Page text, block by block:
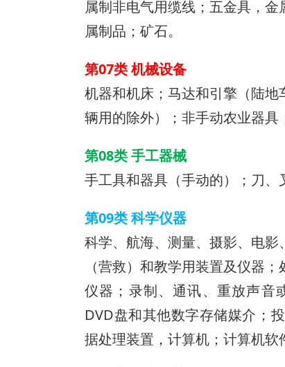
属制非电气用缆线；五金具，
属制品；矿石。
第07类 机械设备
机器和机床；马达和引擎（陆
辆用的除外）；非手动农业器具
第08类 手工器械
手工具和器具（手动的）；刀、
第09类 科学仪器
科学、航海、测量、摄影、电
（营救）和教学用装置及仪器
仪器；录制、通讯、重放声音
DVD盘和其他数字存储媒介；
据处理装置，计算机；计算机软